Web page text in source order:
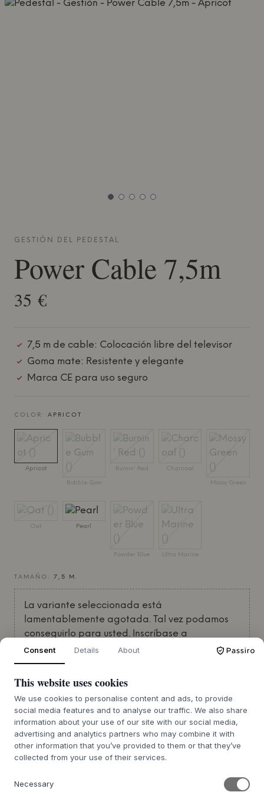
GESTIÓN DEL PEDESTAL
Power Cable 7,5m
35 €
7,5 m de cable: Colocación libre del televisor
Goma mate: Resistente y elegante
Marca CE para uso seguro
COLOR: APRICOT
Apricot
Bubble Gum
Burnin' Red Charcoal
Mossy Green
Oat Pearl
Powder Blue Ultra Marine
TAMAÑO: 7,5 M.
La variante seleccionada está
lamentablemente agotada. Tal vez podamos
conseguirlo para usted. Inscríbase a
continuación para que le avisemos si volvemos
a tenerlo en stock.
Correo electrónico
AVÍSAME
Inspírate
Consent Details About
This website uses cookies
We use cookies to personalise content and ads, to provide
social media features and to analyse our traffic. We also share
information about your use of our site with our social media,
advertising and analytics partners who may combine it with
other information that you’ve provided to them or that they’ve
collected from your use of their services.
Necessary